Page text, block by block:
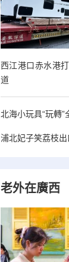
西江港口赤水港
道
北海小玩具“玩轉”
浦北妃子笑荔枝出
老外在廣西